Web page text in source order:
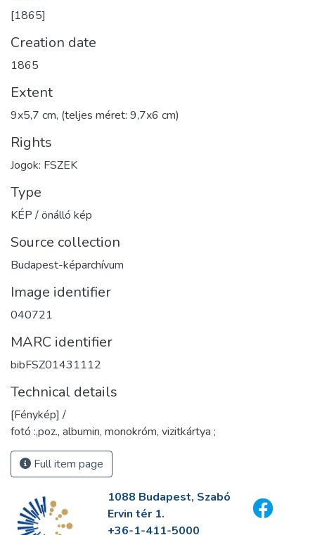
[1865]
Creation date
1865
Extent
9x5,7 cm, (teljes méret: 9,7x6 cm)
Rights
Jogok: FSZEK
Type
KÉP / önálló kép
Source collection
Budapest-képarchívum
Image identifier
040721
MARC identifier
bibFSZ01431112
Technical details
[Fénykép] /
fotó :,poz., albumin, monokróm, vizitkártya ;
Full item page
1088 Budapest, Szabó
Ervin tér 1.
+36-1-411-5000